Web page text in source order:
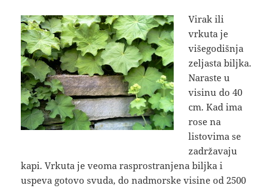
Virak ili
vrkuta je
višegodišnja
zeljasta biljka.
Naraste u
visinu do 40
cm. Kad ima
rose na
listovima se
zadržavaju
kapi. Vrkuta je veoma rasprostranjena biljka i
uspeva gotovo svuda, do nadmorske visine od 2500